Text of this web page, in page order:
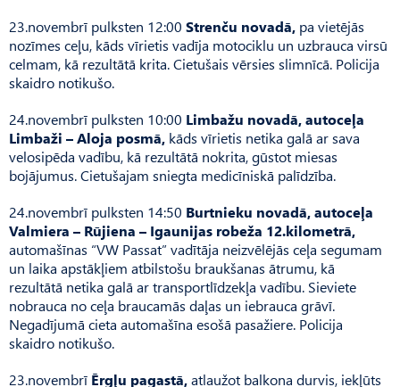
23.novembrī pulksten 12:00 Strenču novadā, pa vietējās
nozīmes ceļu, kāds vīrietis vadīja motociklu un uzbrauca virsū
celmam, kā rezultātā krita. Cietušais vērsies slimnīcā. Policija
skaidro notikušo.
24.novembrī pulksten 10:00 Limbažu novadā, autoceļa
Limbaži – Aloja posmā, kāds vīrietis netika galā ar sava
velosipēda vadību, kā rezultātā nokrita, gūstot miesas
bojājumus. Cietušajam sniegta medicīniskā palīdzība.
24.novembrī pulksten 14:50 Burtnieku novadā, autoceļa
Valmiera – Rūjiena – Igaunijas robeža 12.kilometrā,
automašīnas “VW Passat” vadītāja neizvēlējās ceļa segumam
un laika apstākļiem atbilstošu braukšanas ātrumu, kā
rezultātā netika galā ar transportlīdzekļa vadību. Sieviete
nobrauca no ceļa braucamās daļas un iebrauca grāvī.
Negadījumā cieta automašīna esošā pasažiere. Policija
skaidro notikušo.
23.novembrī Ērgļu pagastā,atlaužot balkona durvis, iekļūts